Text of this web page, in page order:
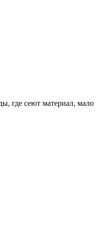
где сеют материал, мало